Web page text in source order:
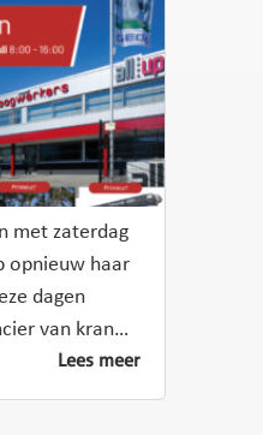
met zaterdag
opnieuw haar
dagen
van kran…
Lees meer